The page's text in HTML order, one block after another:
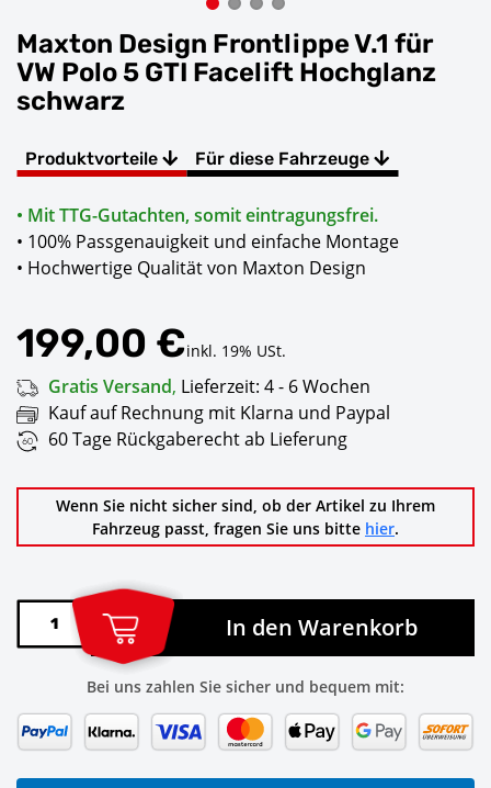
Maxton Design Frontlippe V.1 für
VW Polo 5 GTI Facelift Hochglanz
schwarz
Produktvorteile Für diese Fahrzeuge
• Mit TTG-Gutachten, somit eintragungsfrei.
• 100% Passgenauigkeit und einfache Montage
• Hochwertige Qualität von Maxton Design
199,00 €inkl. 19% USt.
Gratis Versand, Lieferzeit: 4 - 6 Wochen
Kauf auf Rechnung mit Klarna und Paypal
60 Tage Rückgaberecht ab Lieferung
Wenn Sie nicht sicher sind, ob der Artikel zu Ihrem
Fahrzeug passt, fragen Sie uns bitte hier.
In den Warenkorb
Bei uns zahlen Sie sicher und bequem mit: